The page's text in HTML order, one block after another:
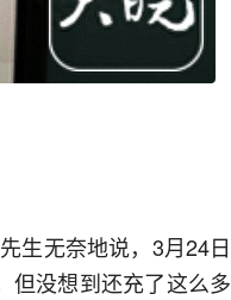
生无奈地说，3月24日
但没想到还充了这么多